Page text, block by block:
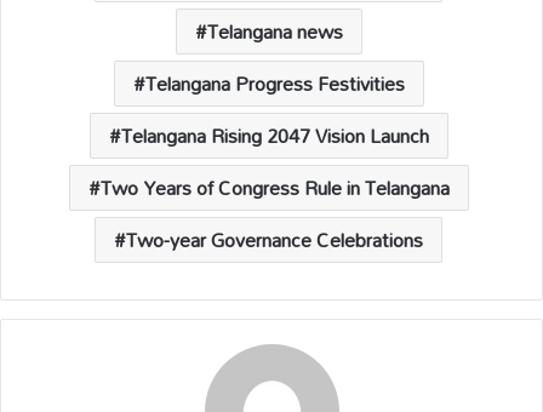
Telangana news
Telangana Progress Festivities
Telangana Rising 2047 Vision Launch
Two Years of Congress Rule in Telangana
Two-year Governance Celebrations